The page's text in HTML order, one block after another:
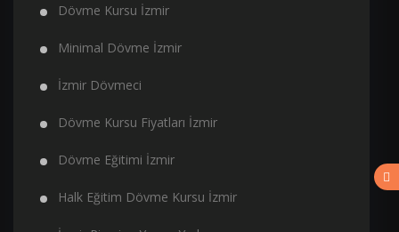
Dövme Kursu İzmir
Minimal Dövme İzmir
İzmir Dövmeci
Dövme Kursu Fiyatları İzmir
Dövme Eğitimi İzmir
Halk Eğitim Dövme Kursu İzmir